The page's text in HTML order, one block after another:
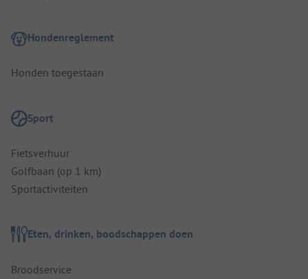
Hondenreglement
Honden toegestaan
Sport
Fietsverhuur
Golfbaan (op 1 km)
Sportactiviteiten
Eten, drinken, boodschappen doen
Broodservice